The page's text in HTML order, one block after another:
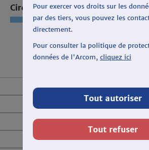
Circonscription : PARIS
Export
Listes candidates
LST SIMONNET DANIELLE
Pour exercer vos droits sur les
par des tiers, vous pouvez les
directement.
Pour consulter la politique de
données de l'Arcom, cliquez ici
Tout autoriser
Tout refuser